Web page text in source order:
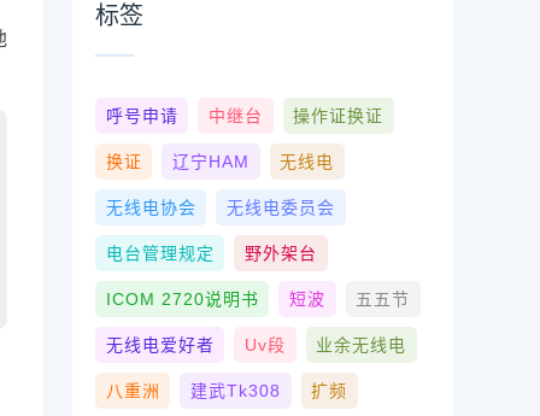
标签
呼号申请 中继台 操作证换证
换证 辽宁HAM 无线电
无线电协会 无线电委员会
电台管理规定 野外架台
ICOM 2720说明书 短波 五五节
无线电爱好者 Uv段 业余无线电
八重洲 建武tk308 扩频